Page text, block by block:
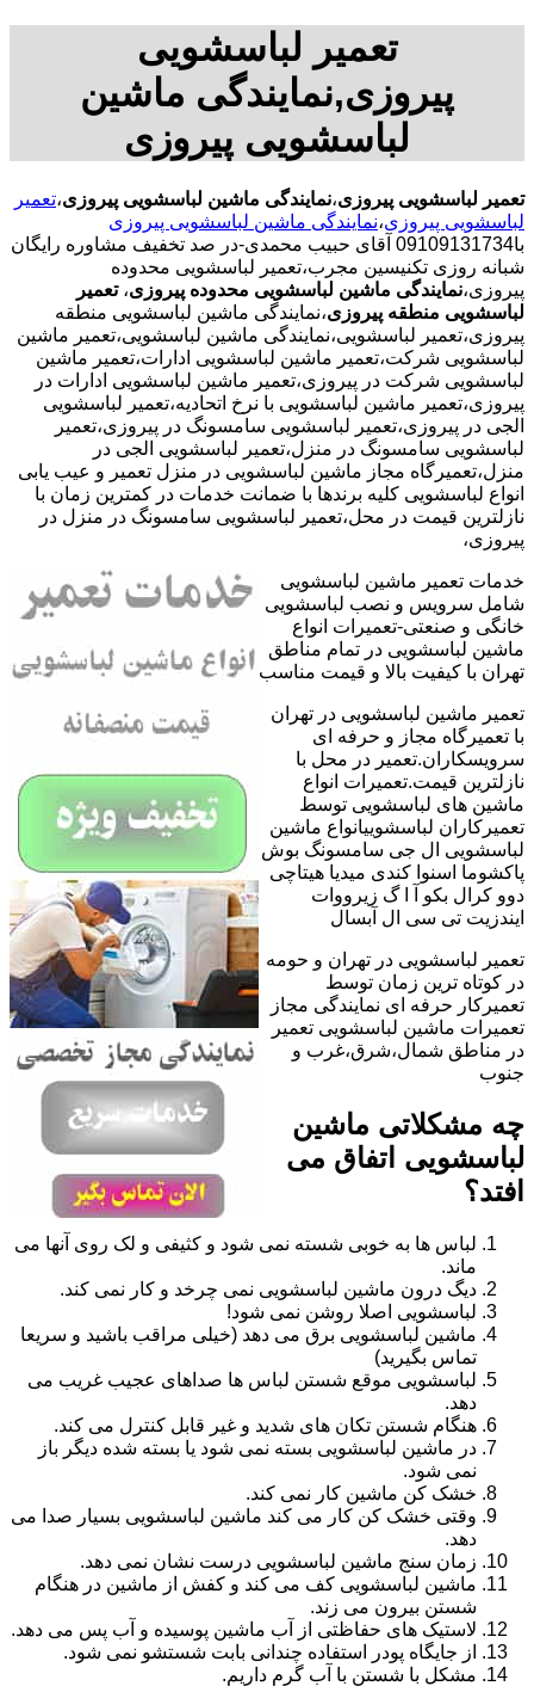
تعمیر لباسشویی
پیروزی,نمایندگی ماشین
لباسشویی پیروزی
تعمیر لباسشویی پیروزی،نمایندگی ماشین لباسشویی پیروزی،تعمیر
لباسشویی پیروزی،نمایندگی ماشین لباسشویی پیروزی
با09109131734 آقای حبیب محمدی-در صد تخفیف مشاوره رایگان
شبانه روزی تکنیسین مجرب،تعمیر لباسشویی محدوده
پیروزی،نمایندگی ماشین لباسشویی محدوده پیروزی، تعمیر
لباسشویی منطقه پیروزی،نمایندگی ماشین لباسشویی منطقه
پیروزی،تعمیر لباسشویی،نمایندگی ماشین لباسشویی،تعمیر ماشین
لباسشویی شرکت،تعمیر ماشین لباسشویی ادارات،تعمیر ماشین
لباسشویی شرکت در پیروزی،تعمیر ماشین لباسشویی ادارات در
پیروزی،تعمیر ماشین لباسشویی با نرخ اتحادیه،تعمیر لباسشویی
الجی در پیروزی،تعمیر لباسشویی سامسونگ در پیروزی،تعمیر
لباسشویی سامسونگ در منزل،تعمیر لباسشویی الجی در
منزل،تعمیرگاه مجاز ماشین لباسشویی در منزل تعمیر و عیب یابی
انواع لباسشویی کلیه برندها با ضمانت خدمات در کمترین زمان با
نازلترین قیمت در محل،تعمیر لباسشویی سامسونگ در منزل در
پیروزی،
خدمات تعمیر ماشین لباسشویی
شامل سرویس و نصب لباسشویی
خانگی و صنعتی-تعمیرات انواع
ماشین لباسشویی در تمام مناطق
تهران با کیفیت بالا و قیمت مناسب
تعمیر ماشین لباسشویی در تهران
با تعمیرگاه مجاز و حرفه ای
سرویسکاران.تعمیر در محل با
نازلترین قیمت.تعمیرات انواع
ماشین های لباسشویی توسط
تعمیرکاران لباسشوییانواع ماشین
لباسشویی ال جی سامسونگ بوش
پاکشوما اسنوا کندی میدیا هیتاچی
دوو کرال بکو آ ا گ زیرووات
ایندزیت تی سی ال آبسال
تعمیر لباسشویی در تهران و حومه
در کوتاه ترین زمان توسط
تعمیرکار حرفه ای نمایندگی مجاز
تعمیرات ماشین لباسشویی تعمیر
در مناطق شمال،شرق،غرب و
جنوب
چه مشکلاتی ماشین
لباسشویی اتفاق می
افتد؟
لباس ها به خوبی شسته نمی شود و کثیفی و لک روی آنها می
ماند.
دیگ درون ماشین لباسشویی نمی چرخد و کار نمی کند.
لباسشویی اصلا روشن نمی شود!
ماشین لباسشویی برق می دهد (خیلی مراقب باشید و سریعا
تماس بگیرید)
لباسشویی موقع شستن لباس ها صداهای عجیب غریب می
دهد.
هنگام شستن تکان های شدید و غیر قابل کنترل می کند.
در ماشین لباسشویی بسته نمی شود یا بسته شده دیگر باز
نمی شود.
خشک کن ماشین کار نمی کند.
وقتی خشک کن کار می کند ماشین لباسشویی بسیار صدا می
دهد.
زمان سنج ماشین لباسشویی درست نشان نمی دهد.
ماشین لباسشویی کف می کند و کفش از ماشین در هنگام
شستن بیرون می زند.
لاستیک های حفاظتی از آب ماشین پوسیده و آب پس می دهد.
از جایگاه پودر استفاده چندانی بابت شستشو نمی شود.
مشکل با شستن با آب گرم داریم.